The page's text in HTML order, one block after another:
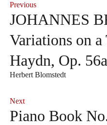
Previous
JOHANNES
Variations on
Haydn, Op. 56a
Herbert Blomstedt
Next
Piano Book